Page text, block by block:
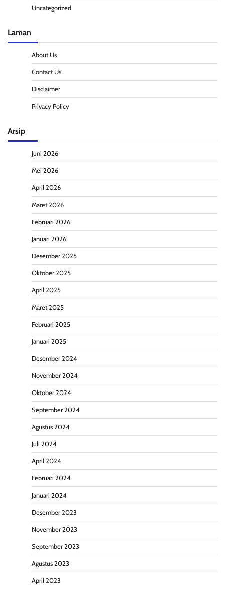
Uncategorized
Laman
About Us
Contact Us
Disclaimer
Privacy Policy
Arsip
Juni 2026
Mei 2026
April 2026
Maret 2026
Februari 2026
Januari 2026
Desember 2025
Oktober 2025
April 2025
Maret 2025
Februari 2025
Januari 2025
Desember 2024
November 2024
Oktober 2024
September 2024
Agustus 2024
Juli 2024
April 2024
Februari 2024
Januari 2024
Desember 2023
November 2023
September 2023
Agustus 2023
April 2023